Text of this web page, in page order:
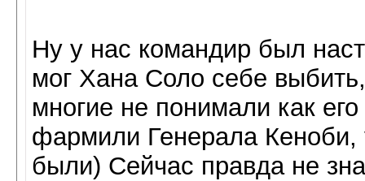
Ну у нас командир был
мог Хана Соло себе
многие не понимали как
фармили Генерала Кеноби,
были) Сейчас правда не